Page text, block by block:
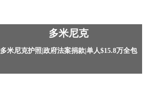
多米尼克
多米尼克护照|政府法案捐款|单人$15.8万全包